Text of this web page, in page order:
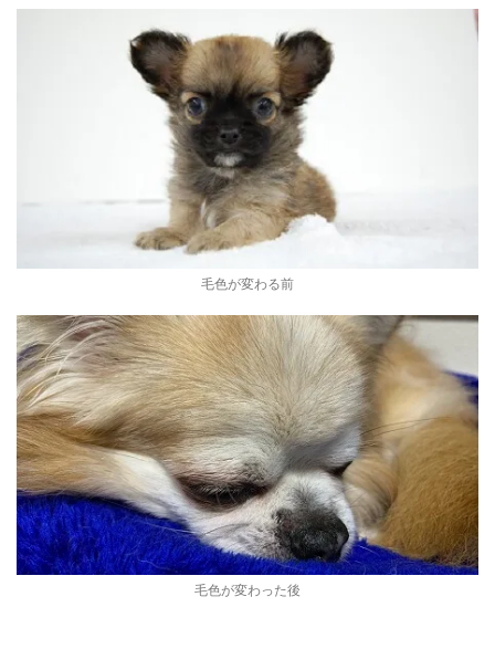
毛色が変わる前
毛色が変わった後